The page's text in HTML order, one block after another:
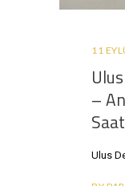
11
–
Ulus